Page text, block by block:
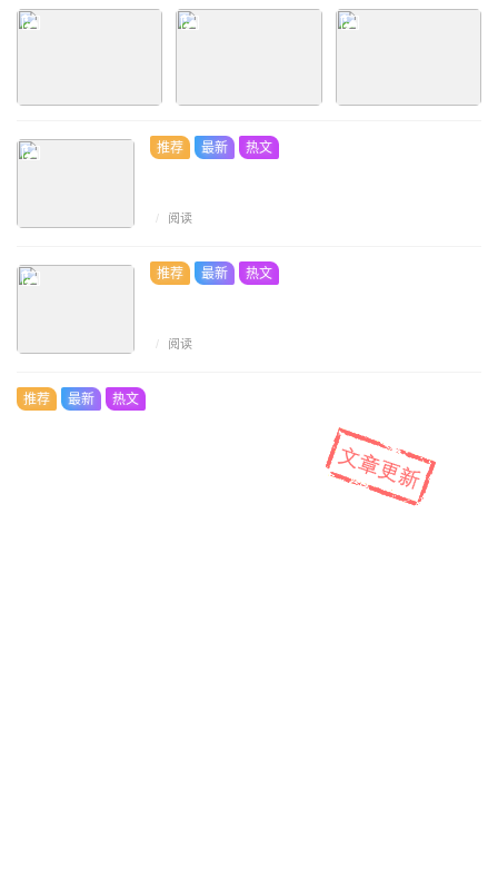
推荐 最新 热文
/ 阅读
推荐 最新 热文
/ 阅读
推荐 最新 热文